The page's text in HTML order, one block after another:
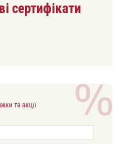
сертифікати
та акції